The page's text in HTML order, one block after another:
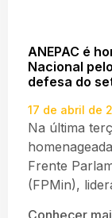
ANEPAC é
Nacional
defesa do
17 de abril de
Na última
Frente
(FPMin),